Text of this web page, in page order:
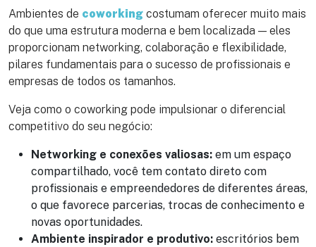
Ambientes de coworking costumam oferecer muito mais
do que uma estrutura moderna e bem localizada — eles
proporcionam networking, colaboração e flexibilidade,
pilares fundamentais para o sucesso de profissionais e
empresas de todos os tamanhos.
Veja como o coworking pode impulsionar o diferencial
competitivo do seu negócio:
Networking e conexões valiosas: em um espaço
compartilhado, você tem contato direto com
profissionais e empreendedores de diferentes áreas,
o que favorece parcerias, trocas de conhecimento e
novas oportunidades.
Ambiente inspirador e produtivo: escritórios bem